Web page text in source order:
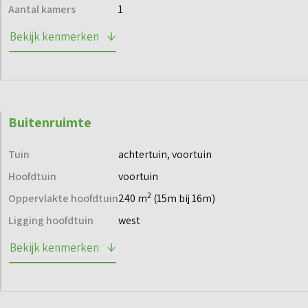
vaarwater, dus je geniet dagelijks van het onweerstaanbare
kijkje op de projectwebsite of neem contact met ons op.
Aantal kamers 1
Bekijk kenmerken
Buitenruimte
Tuin
achtertuin, voortuin
Hoofdtuin
voortuin
Oppervlakte hoofdtuin240 m2 (15m bij 16m)
Ligging hoofdtuin
west
Bekijk kenmerken